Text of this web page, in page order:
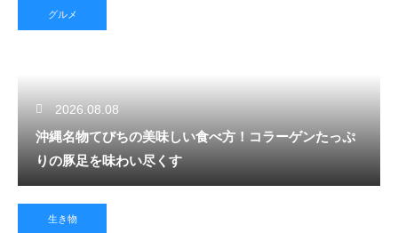
グルメ
2026.08.08
沖縄名物てびちの美味しい食べ方！コラーゲンたっぷ
りの豚足を味わい尽くす
生き物